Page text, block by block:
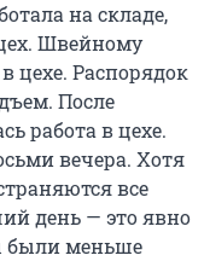
на складе,
Швейному
цехе. Распорядок
После
работа в цехе.
вечера. Хотя
все
день — это явно
были меньше